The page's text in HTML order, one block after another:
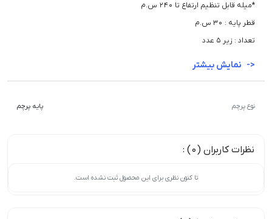
*میله قابل تنظیم ارتفاع تا 240 س.م
قطر پایه : 30 س.م
تعداد : زیر 5 عدد
نوع پرچم پایه پرچم
نظرات کاربران (0) :
تا کنون نظری برای این محصول ثبت نشده است.